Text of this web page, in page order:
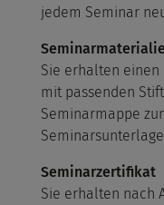
jedem Seminar
Sie erhalten einen
mit passenden
Seminarmappe
Seminarzertifikat
Sie erhalten nach